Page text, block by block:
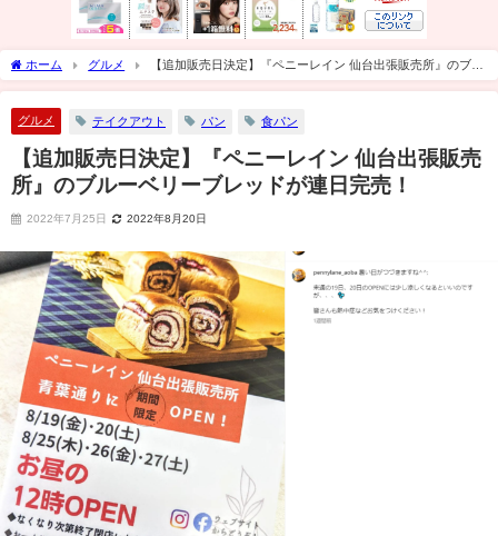
ホーム グルメ
【追加販売日決定】『ペニーレイン 仙台出張販売所』のブル
ーベリーブレッドが連日完売！
グルメ テイクアウト パン 食パン
【追加販売日決定】『ペニーレイン 仙台出張販売
所』のブルーベリーブレッドが連日完売！
2022年7月25日 2022年8月20日